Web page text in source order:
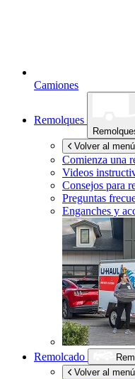
Camiones
Remolques
Volver al
Comienza una
Videos
Consejos para
Preguntas
Enganches y
Remolcado
Volver al